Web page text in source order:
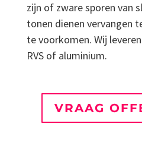
zijn of zware sporen van
tonen dienen vervangen
te voorkomen. Wij
RVS of aluminium.
VRAAG